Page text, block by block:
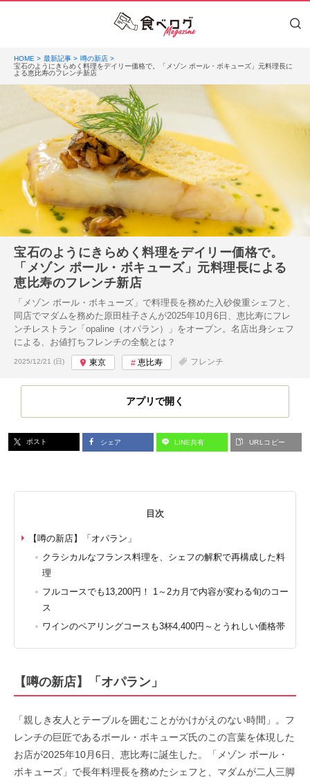
HOME 最新記事
噂の新店
宝石のようにきらめく料理をデイリー価格で。「メゾン ポール・ボキューズ」元料理長に
よる恵比寿のフレンチ新店
宝石のようにきらめく料理をデイリー価格で。
「メゾン ポール・ボキューズ」元料理長による
恵比寿のフレンチ新店
「メゾン ポール・ボキューズ」で料理長を務めた入砂俊重シェフと、
同店でマダムを務めた原田桂子さんが2025年10月6日、恵比寿にフレ
ンチレストラン「opaline（オパラン）」をオープン。名店出身シェフ
による、お値打ちフレンチの全貌とは？
投稿日:
2025/12/21 (日) 東京 恵比寿 フレンチ
アプリで開く
ポスト シェア LINE共有 URLコピー
目次
【噂の新店】「オパラン」
クラシカルなフランス料理を、シェフの解釈で再構成した料
理
フルコースでも13,200円！ 1～2カ月で内容が変わる旬のコー
ス
ワインのペアリングコースも3杯4,400円～とうれしい価格帯
【噂の新店】「オパラン」
「親しき友人とテーブルを囲むことがかけがえのない時間」。フ
レンチの巨匠であるポール・ボキューズ氏のこの言葉を体現した
お店が2025年10月6日、恵比寿に誕生した。「メゾン ポール・
ボキューズ」で長年料理長を務めたシェフと、マダムが二人三脚